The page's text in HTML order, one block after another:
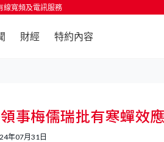
線寬頻及電訊服務
財經 特約內容
事梅儒瑞批有寒蟬效
年07月31日